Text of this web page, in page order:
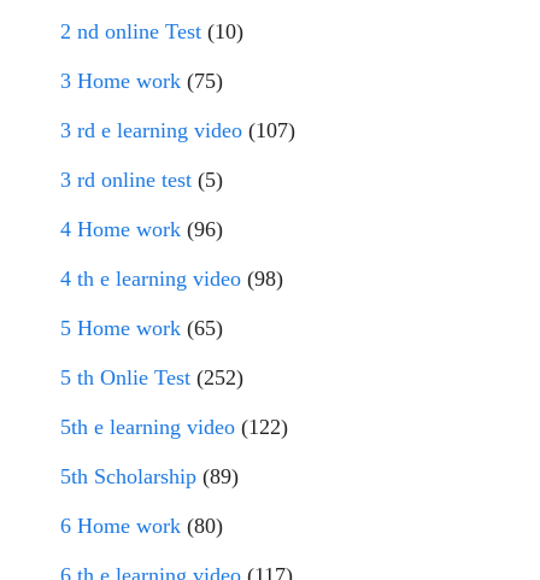
2 nd online Test (10)
3 Home work (75)
3 rd e learning video (107)
3 rd online test (5)
4 Home work (96)
4 th e learning video (98)
5 Home work (65)
5 th Onlie Test (252)
5th e learning video (122)
5th Scholarship (89)
6 Home work (80)
6 th e learning video (117)